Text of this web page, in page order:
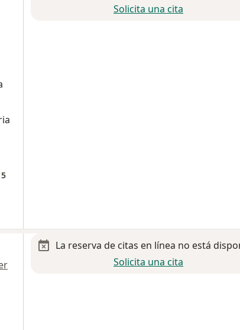
Solicita una cita
La reserva de citas en línea no está
Solicita una cita